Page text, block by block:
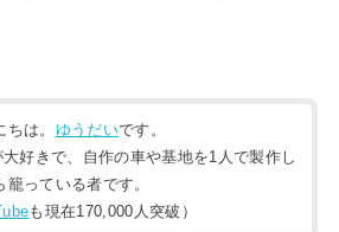
ちは。 ゆうだいです。
大好きで、自作の車や基地を1人で製作し
籠っている者です。
も現在170,000人突破）